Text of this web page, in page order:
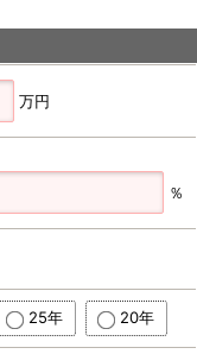
万円
％
25年 20年